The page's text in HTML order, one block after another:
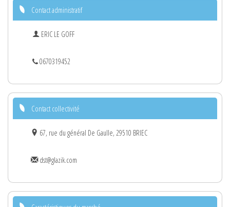
Contact administratif
ERIC LE GOFF
0670319452
Contact collectivité
67, rue du général De Gaulle, 29510 BRIEC
dst@glazik.com